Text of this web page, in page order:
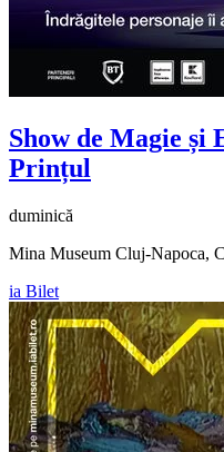
Show de Magie și
Prințul
duminică
Mina Museum Cluj-Napoca,
ia Bilet